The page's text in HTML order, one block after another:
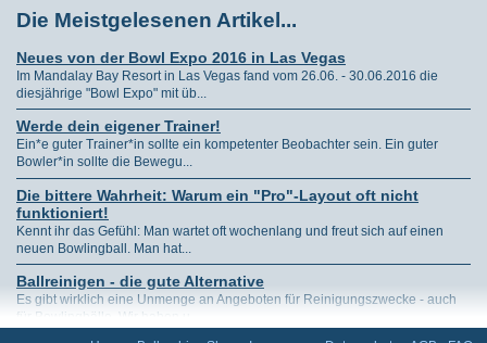
allerdings der Meinung...
Die Meistgelesenen Artikel...
Neues von der Bowl Expo 2016 in Las Vegas
Im Mandalay Bay Resort in Las Vegas fand vom 26.06. - 30.06.2016 die
diesjährige "Bowl Expo" mit üb...
Werde dein eigener Trainer!
Ein*e guter Trainer*in sollte ein kompetenter Beobachter sein. Ein guter
Bowler*in sollte die Bewegu...
Die bittere Wahrheit: Warum ein "Pro"-Layout oft nicht
funktioniert!
Kennt ihr das Gefühl: Man wartet oft wochenlang und freut sich auf einen
neuen Bowlingball. Man hat...
Ballreinigen - die gute Alternative
Es gibt wirklich eine Unmenge an Angeboten für Reinigungszwecke - auch
für Bowlingbälle. Wir haben u...